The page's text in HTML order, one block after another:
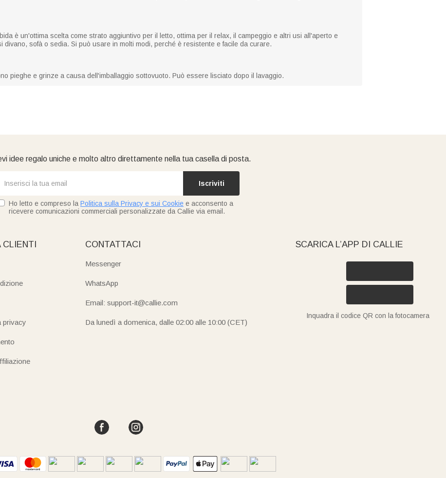
è un'ottima scelta come strato aggiuntivo per il letto, ottima per il relax, il campeggio e altri usi all'aperto e
divano, sofà o sedia. Si può usare in molti modi, perché è resistente e facile da curare.
pieghe e grinze a causa dell'imballaggio sottovuoto. Può essere lisciato dopo il lavaggio.
idee regalo uniche e molto altro direttamente nella tua casella di posta.
Iscriviti
Ho letto e compreso la Politica sulla Privacy e sui Cookie e acconsento a
ricevere comunicazioni commerciali personalizzate da Callie via email.
CLIENTI
privacy
CONTATTACI
Messenger
WhatsApp
Email: support-it@callie.com
Da lunedì a domenica, dalle 02:00 alle 10:00 (CET)
SCARICA L’APP DI CALLIE
Inquadra il codice QR con la fotocamera